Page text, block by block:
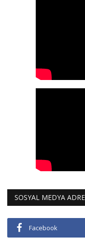
SOSYAL MEDYA
Facebook